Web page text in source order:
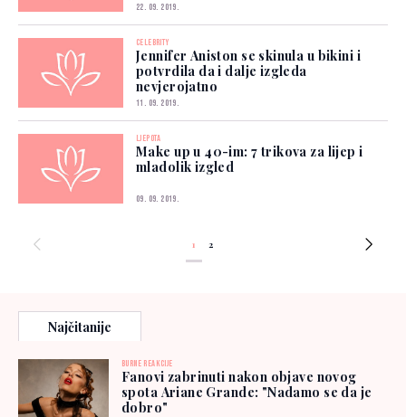
22. 09. 2019.
CELEBRITY
Jennifer Aniston se skinula u bikini i
potvrdila da i dalje izgleda
nevjerojatno
11. 09. 2019.
LJEPOTA
Make up u 40-im: 7 trikova za lijep i
mladolik izgled
09. 09. 2019.
1 2
Najčitanije
BURNE REAKCIJE
Fanovi zabrinuti nakon objave novog
spota Ariane Grande: "Nadamo se da je
dobro"